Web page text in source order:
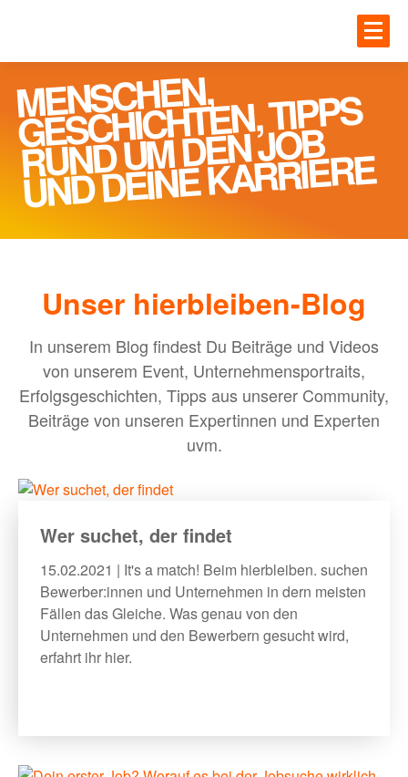
Einloggen
JOBS
Gesundheit
IT
Ingenieur und Technik
Logistik
UNTERNEHMEN
MEHR
Bewerber:innen-Card
Media
Über uns
MENSCHEN,
GESCHICHTEN, TIPPS
RUND U
M DEN JOB
UND DEINE KARRIERE
Unser hierbleiben-Blog
In unserem Blog findest Du Beiträge und Videos
von unserem Event, Unternehmensportraits,
Erfolgsgeschichten, Tipps aus unserer Community,
Beiträge von unseren Expertinnen und Experten
uvm.
Wer suchet, der findet
15.02.2021 | It's a match! Beim hierbleiben. suchen
Bewerber:innen und Unternehmen in dern meisten
Fällen das Gleiche. Was genau von den
Unternehmen und den Bewerbern gesucht wird,
erfahrt ihr hier.